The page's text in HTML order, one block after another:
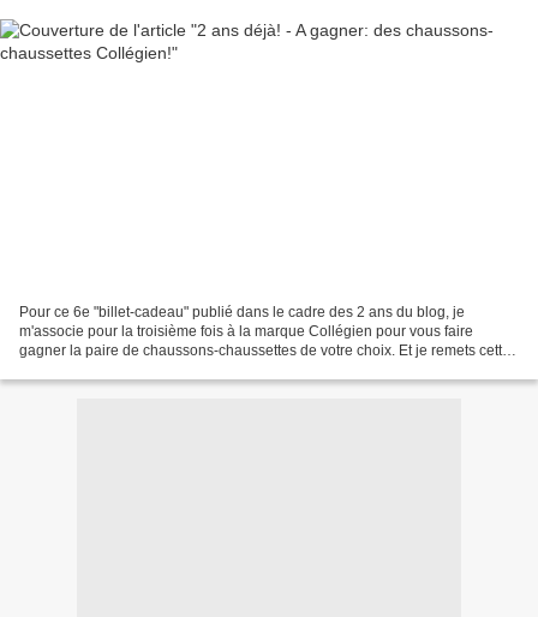
Pour ce 6e "billet-cadeau" publié dans le cadre des 2 ans du blog, je
m'associe pour la troisième fois à la marque Collégien pour vous faire
gagner la paire de chaussons-chaussettes de votre choix. Et je remets cette